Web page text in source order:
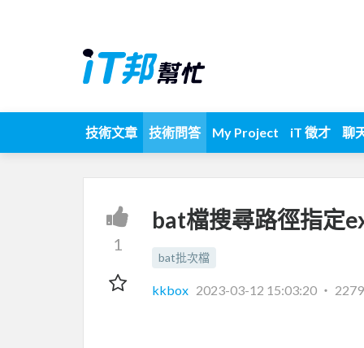
技術文章 技術問答 My Project iT 徵才 聊
1
bat檔搜尋路徑指定
bat批次檔
kkbox 2023-03-12 15:03:20 ‧